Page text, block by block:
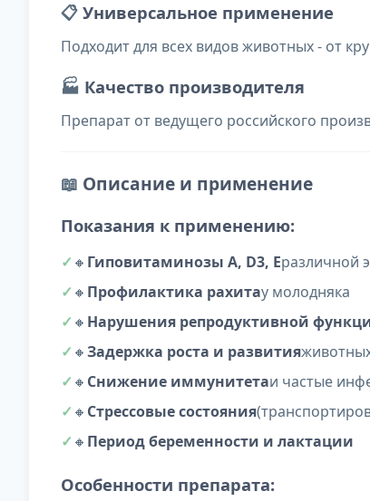
📋 Универсальное применение
Подходит для всех видов животных - от
🏭 Качество производителя
Препарат от ведущего российского
📖 Описание и применение
Показания к применению:
🔸 Гиповитаминозы A, D3, Eразличной
🔸 Профилактика рахитау молодняка
🔸 Нарушения репродуктивной
🔸Задержка роста и развития
🔸 Снижение иммунитетаи частые
🔸 Стрессовые состояния
🔸 Период беременности и лактации
Особенности препарата: